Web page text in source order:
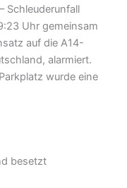
Schleuderunfall
Uhr gemeinsam
auf die A14-
alarmiert.
wurde eine
besetzt